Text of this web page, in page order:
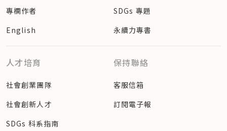
專欄作者
English
SDGs 專題
永續力專書
人才培育
社會創業團隊
社會創新人才
SDGs 科系指南
保持聯絡
客服信箱
訂閱電子報